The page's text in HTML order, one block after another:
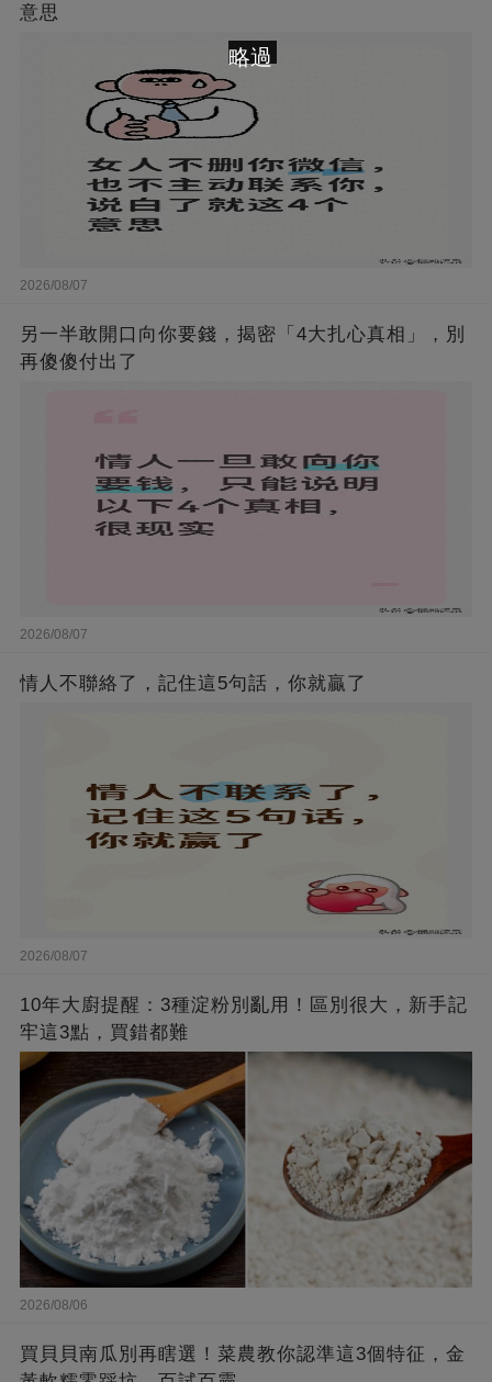
意思
2026/08/07
另一半敢開口向你要錢，揭密「4大扎心真相」，別
再傻傻付出了
2026/08/07
情人不聯絡了，記住這5句話，你就贏了
2026/08/07
10年大廚提醒：3種淀粉別亂用！區別很大，新手記
牢這3點，買錯都難
2026/08/06
買貝貝南瓜別再瞎選！菜農教你認準這3個特征，金
略過